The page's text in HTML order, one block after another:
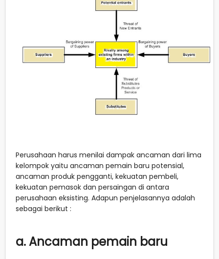
Perusahaan harus menilai dampak ancaman dari lima
kelompok yaitu ancaman pemain baru potensial,
ancaman produk pengganti, kekuatan pembeli,
kekuatan pemasok dan persaingan di antara
perusahaan eksisting. Adapun penjelasannya adalah
sebagai berikut :
a. Ancaman pemain baru